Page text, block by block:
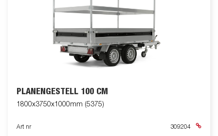
PLANENGESTELL 100 CM
1800x3750x1000mm (5375)
Art nr 309204